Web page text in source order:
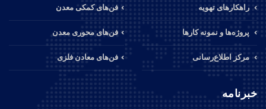
راهکارهای تهویه
پروژه‌ها و نمونه کارها
مرکز اطلاع‌رسانی
فن‌های کمکی معدن
فن‌های محوری معدن
فن‌های معادن فلزی
خبرنامه